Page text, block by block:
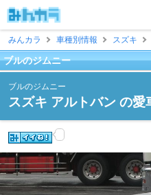
みんカラ
車種別情報 スズキ
ブルのジムニー
ブルのジムニー
スズキ アルトバン の愛